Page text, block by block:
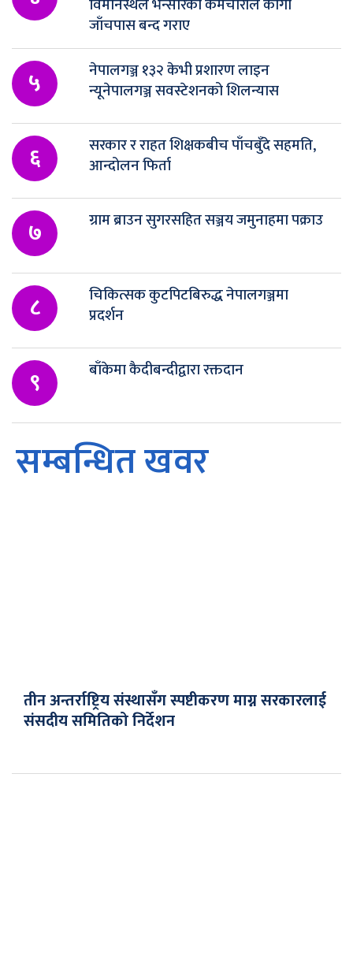
विमानस्थल भन्सारका कर्मचारीले कार्गो
जाँचपास बन्द गराए
५
नेपालगञ्ज १३२ केभी प्रशारण लाइन
न्यूनेपालगञ्ज सवस्टेशनको शिलन्यास
६
सरकार र राहत शिक्षकबीच पाँचबुँदे सहमति,
आन्दोलन फिर्ता
७ ग्राम ब्राउन सुगरसहित सञ्जय जमुनाहमा पक्राउ
८
चिकित्सक कुटपिटबिरुद्ध नेपालगञ्जमा
प्रदर्शन
९ बाँकेमा कैदीबन्दीद्वारा रक्तदान
सम्बन्धित खवर
तीन अन्तर्राष्ट्रिय संस्थासँग स्पष्टीकरण माग्न सरकारलाई
संसदीय समितिको निर्देशन